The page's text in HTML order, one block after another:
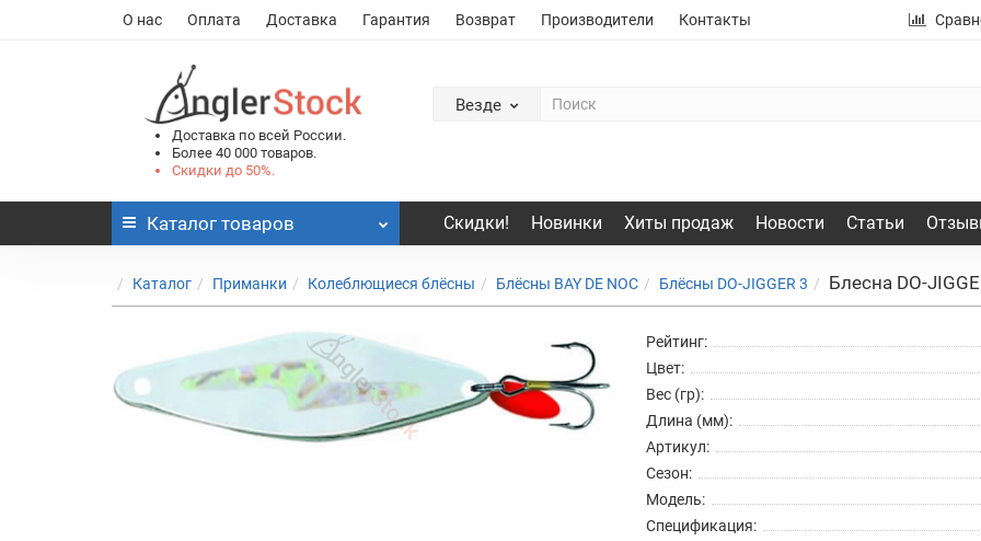
О нас Оплата Доставка Гарантия Возврат Производители Контакты
Доставка по всей России.
Более 40 000 товаров.
Скидки до 50%.
Везде
Каталог товаров Скидки! Новинки Хиты продаж Новости Статьи
Каталог Приманки Колеблющиеся блёсны Блёсны BAY DE NOC Блёсны DO-JIGGER 3 Блесна DO-
Рейтинг:
Цвет:
Вес (гр):
Длина (мм):
Артикул:
Сезон:
Модель:
Спецификация: